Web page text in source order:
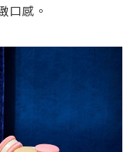
口感。